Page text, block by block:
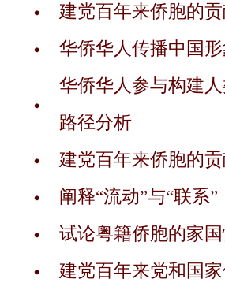
建党百年来侨胞的贡
华侨华人传播中国
华侨华人参与构建
路径分析
建党百年来侨胞的贡
阐释“流动”与“联系”
试论粤籍侨胞的家
建党百年来党和国